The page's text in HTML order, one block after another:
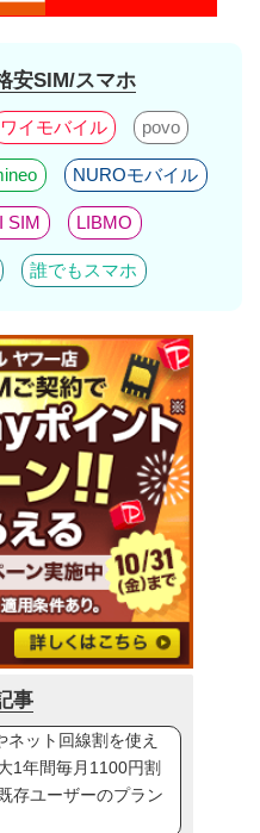
安SIM/スマホ
ワイモバイル povo
NUROモバイル
SIM LIBMO
誰でもスマホ
事
ネット回線割を使え
1年間毎月1100円割
存ユーザーのプラン